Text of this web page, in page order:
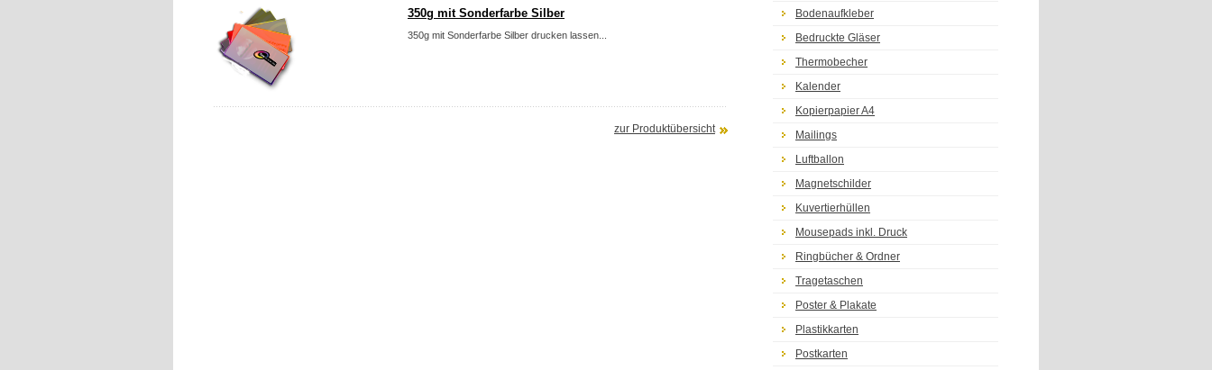
350g mit Sonderfarbe Silber
350g mit Sonderfarbe Silber drucken lassen...
zur Produktübersicht
Bodenaufkleber
Bedruckte Gläser
Thermobecher
Kalender
Kopierpapier A4
Mailings
Luftballon
Magnetschilder
Kuvertierhüllen
Mousepads inkl. Druck
Ringbücher & Ordner
Tragetaschen
Poster & Plakate
Plastikkarten
Postkarten